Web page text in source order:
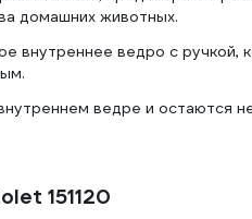
домашних животных.
внутреннее ведро с ручкой,
ведре и остаются
151120